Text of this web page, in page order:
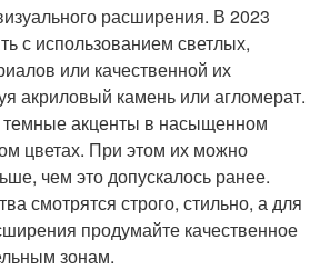
расширения. В 2023
с использованием светлых,
или качественной их
акриловый камень или агломерат.
темные акценты в насыщенном
цветах. При этом их можно
чем это допускалось ранее.
смотрятся строго, стильно, а для
продумайте качественное
зонам.